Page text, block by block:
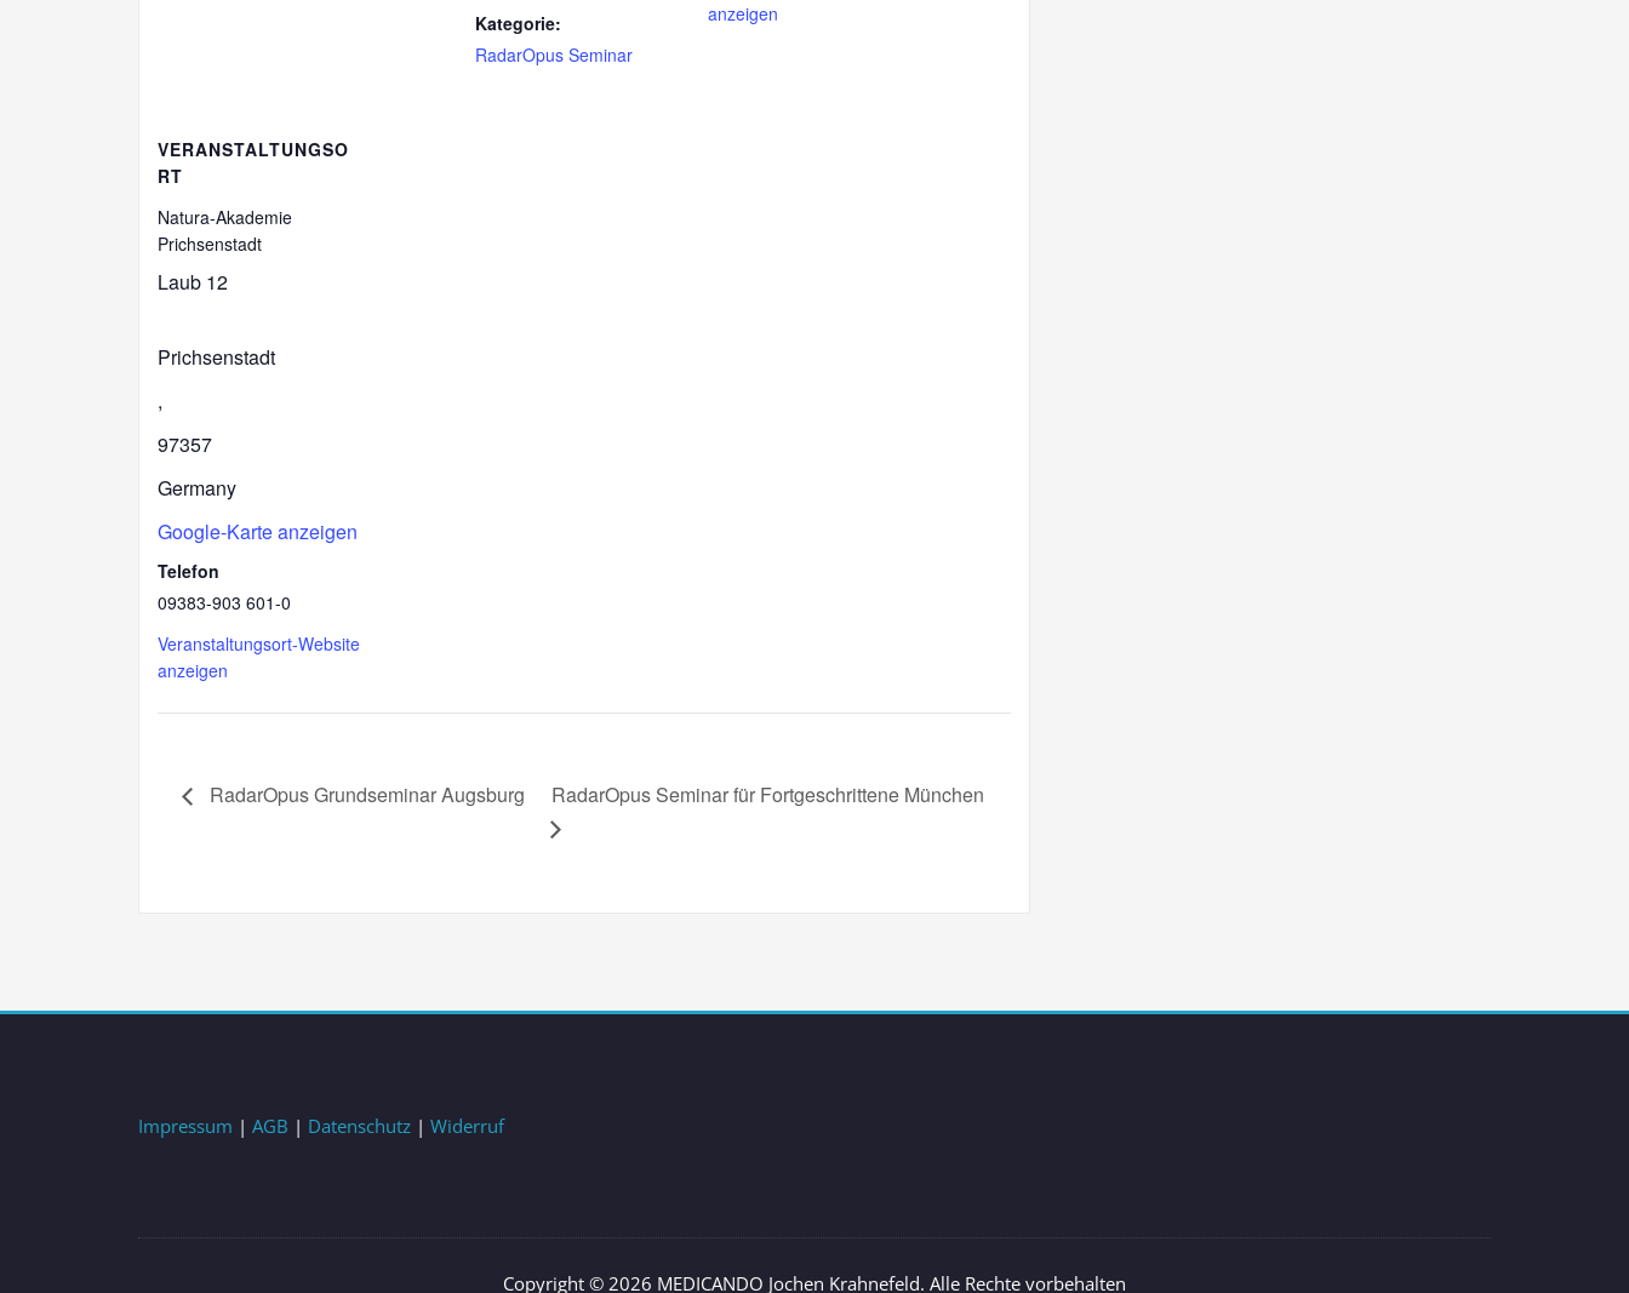
Kategorie:
RadarOpus Seminar
anzeigen
VERANSTALTUNGSO
RT
Natura-Akademie
Prichsenstadt
Laub 12
Prichsenstadt
,
97357
Germany
Google-Karte anzeigen
Telefon
09383-903 601-0
Veranstaltungsort-Website
anzeigen
RadarOpus Grundseminar Augsburg RadarOpus Seminar für Fortgeschrittene München
Impressum | AGB | Datenschutz | Widerruf
Copyright © 2026 MEDICANDO Jochen Krahnefeld. Alle Rechte vorbehalten